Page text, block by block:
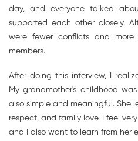
day, and everyone talked
supported each other closely.
were fewer conflicts and more
members.
After doing this interview, I
My grandmother's childhood
also simple and meaningful. She
respect, and family love. I feel
and I also want to learn from her